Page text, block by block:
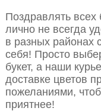
Поздравлять
лично не всегда
в разных районах
себя! Просто
букет, а наши
доставке цветов
пожеланиями,
приятнее!